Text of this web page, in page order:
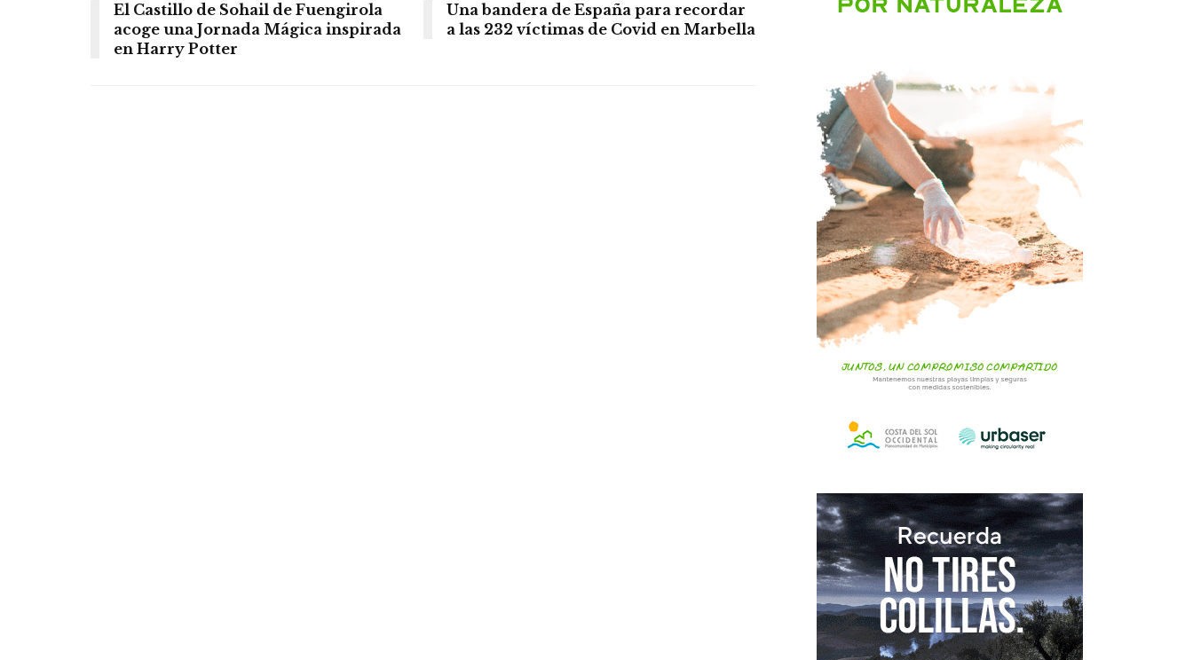
El Castillo de Sohail de Fuengirola
acoge una Jornada Mágica inspirada
en Harry Potter
Una bandera de España para recordar
a las 232 víctimas de Covid en Marbella